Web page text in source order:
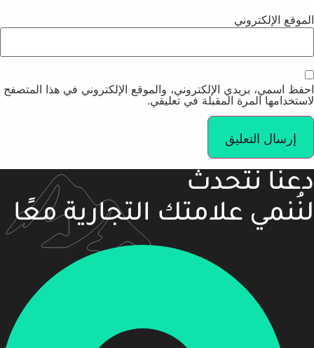
الموقع الإلكتروني
احفظ اسمي، بريدي الإلكتروني، والموقع الإلكتروني في هذا المتصفح
لاستخدامها المرة المقبلة في تعليقي.
دعنا نتحدث
لنُنمي علامتك التجارية معًا